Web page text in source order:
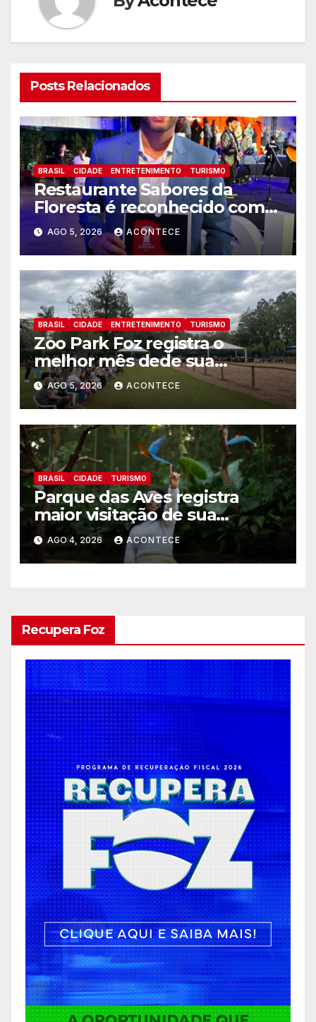
Posts Relacionados
BRASIL CIDADE ENTRETENIMENTO TURISMO
Restaurante Sabores da
Floresta é reconhecido como
um dos Lugares Imperdíveis
de Foz do Iguaçu
AGO 5, 2026 ACONTECE
BRASIL CIDADE ENTRETENIMENTO TURISMO
Zoo Park Foz registra o
melhor mês dede sua
inauguração
AGO 5, 2026 ACONTECE
BRASIL CIDADE TURISMO
Parque das Aves registra
maior visitação de sua
históriaJulho bate recorde
histórico de visitantes e
reforça a conexão entre
AGO 4, 2026 ACONTECE
Recupera Foz